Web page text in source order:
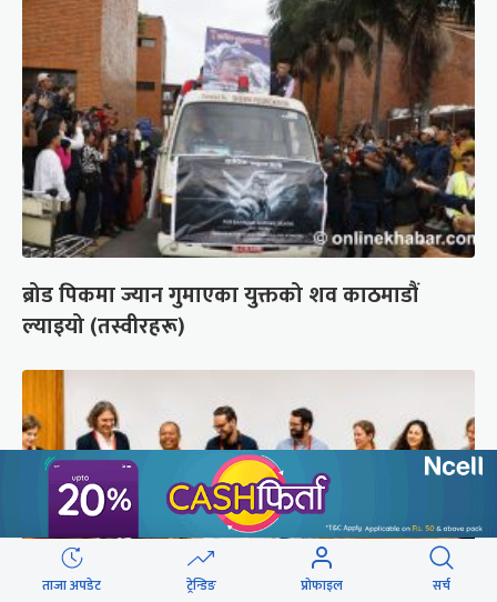
ब्रोड पिकमा ज्यान गुमाएका युक्तको शव काठमाडौं
ल्याइयो (तस्वीरहरू)
ताजा अपडेट ट्रेन्डिङ प्रोफाइल सर्च